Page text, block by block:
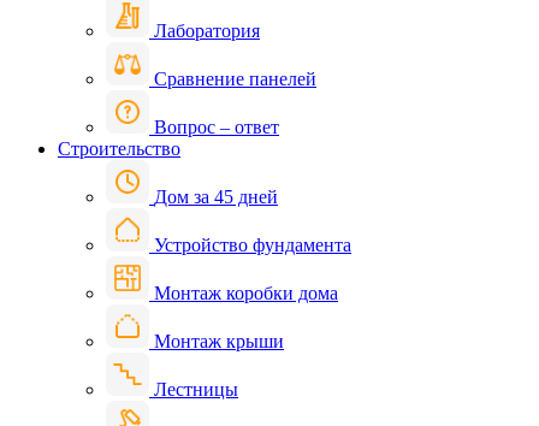
Лаборатория
Сравнение панелей
Вопрос – ответ
Строительство
Дом за 45 дней
Устройство фундамента
Монтаж коробки дома
Монтаж крыши
Лестницы